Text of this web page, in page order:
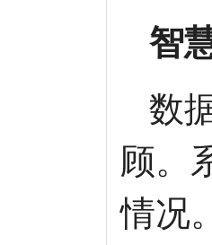
智
数
顾。
情况